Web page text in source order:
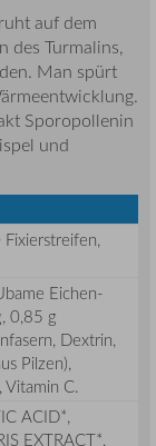
auf dem
des Turmalins,
Man spürt
Sporopollenin
und
Eichen-
0,85 g
Dextrin,
Pilzen),
Vitamin C.
ACID*,
EXTRACT*,